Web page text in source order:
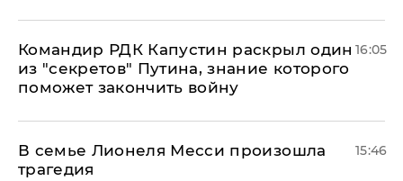
Командир РДК Капустин раскрыл один
из "секретов" Путина, знание которого
поможет закончить войну
16:05
В семье Лионеля Месси произошла
трагедия
15:46